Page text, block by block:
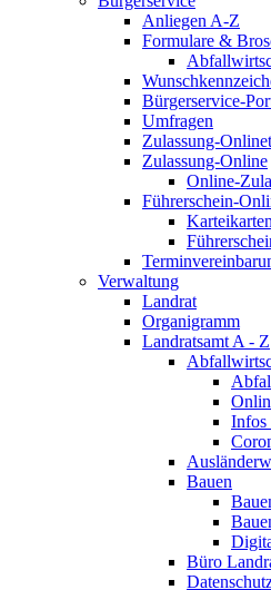
Anliegen A-Z
Formulare &
Bürgerservice-
Umfragen
Zulassung-
Zulassung-Online
Online-
Führerschein-
Verwaltung
Landrat
Organigramm
Landratsamt A - Z
Infos
Bauen
Büro